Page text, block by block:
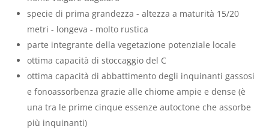
specie di prima grandezza - altezza a maturità 15/20
metri - longeva - molto rustica
parte integrante della vegetazione potenziale locale
ottima capacità di stoccaggio del C
ottima capacità di abbattimento degli inquinanti gassosi
e fonoassorbenza grazie alle chiome ampie e dense (è
una tra le prime cinque essenze autoctone che assorbe
più inquinanti)